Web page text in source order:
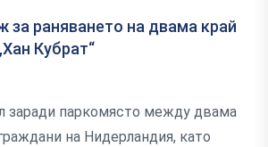
раняването на двама край
Кубрат“
заради паркомясто между двама
на Нидерландия, като